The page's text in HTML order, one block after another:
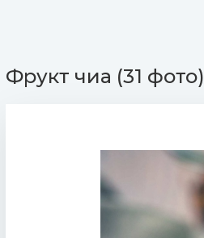
Фрукт чиа (31 фото)